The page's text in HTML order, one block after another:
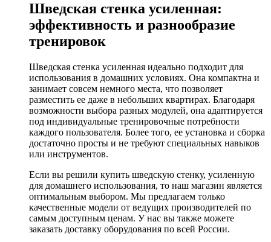
Шведская стенка усиленная:
эффективность и разнообразие
тренировок
Шведская стенка усиленная идеально подходит для
использования в домашних условиях. Она компактна и
занимает совсем немного места, что позволяет
разместить ее даже в небольших квартирах. Благодаря
возможности выбора разных модулей, она адаптируется
под индивидуальные тренировочные потребности
каждого пользователя. Более того, ее установка и сборка
достаточно просты и не требуют специальных навыков
или инструментов.
Если вы решили купить шведскую стенку, усиленную
для домашнего использования, то наш магазин является
оптимальным выбором. Мы предлагаем только
качественные модели от ведущих производителей по
самым доступным ценам. У нас вы также можете
заказать доставку оборудования по всей России.